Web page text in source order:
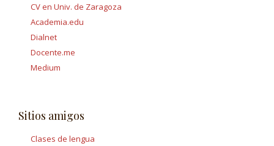
CV en Univ. de Zaragoza
Academia.edu
Dialnet
Docente.me
Medium
Sitios amigos
Clases de lengua